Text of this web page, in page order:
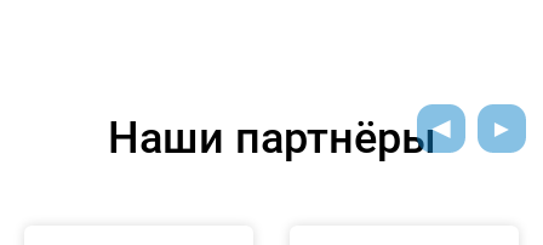
Наши партнёры